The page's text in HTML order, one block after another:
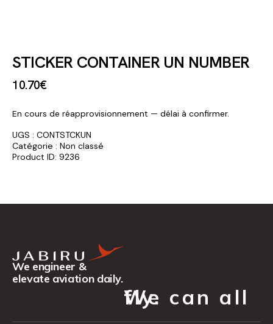
STICKER CONTAINER UN NUMBER
10.70€
En cours de réapprovisionnement — délai à confirmer.
UGS : CONTSTCKUN
Catégorie : Non classé
Product ID: 9236
We engineer &
elevate aviation daily.
We can all fly.